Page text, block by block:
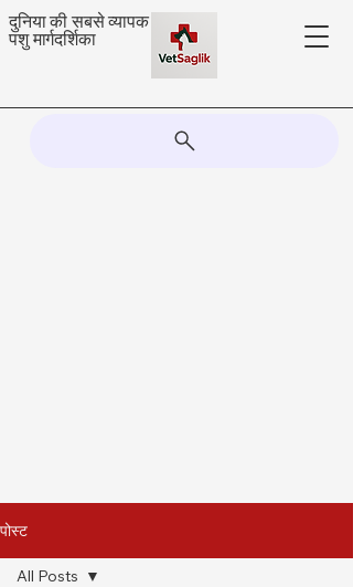
दुनिया की सबसे व्यापक
पशु मार्गदर्शिका
पोस्ट
All Posts